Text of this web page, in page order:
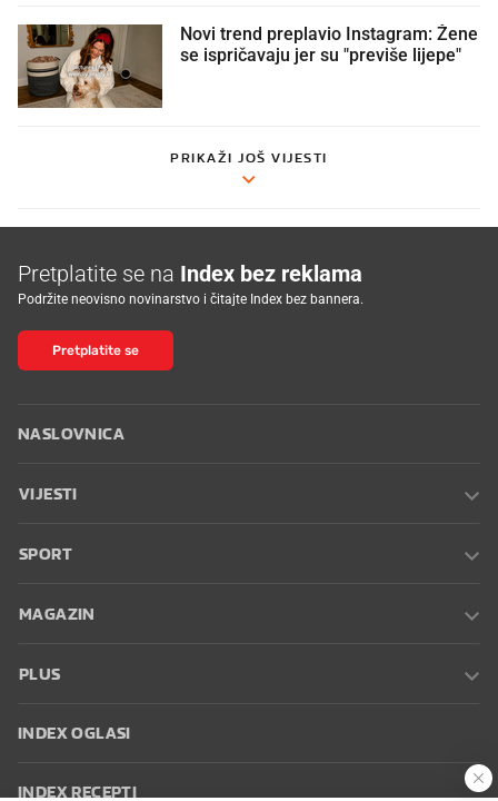
Novi trend preplavio Instagram: Žene
se ispričavaju jer su "previše lijepe"
PRIKAŽI JOŠ VIJESTI
Pretplatite se na Index bez reklama
Podržite neovisno novinarstvo i čitajte Index bez bannera.
Pretplatite se
NASLOVNICA
VIJESTI
SPORT
MAGAZIN
PLUS
INDEX OGLASI
INDEX RECEPTI